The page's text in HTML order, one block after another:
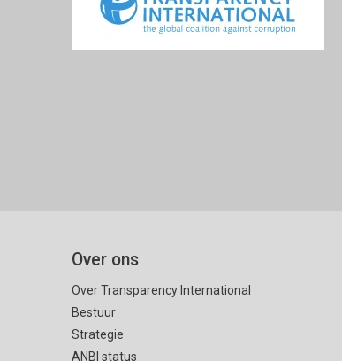
Over ons
Over Transparency International
Bestuur
Strategie
ANBI status